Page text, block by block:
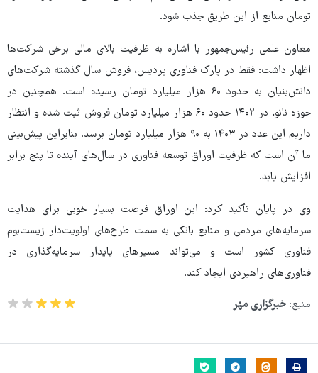
تومان منابع از این طریق جذب شود.
معاون علمی رئیس‌جمهور با اشاره به ظرفیت بالای مالی برخی شرکت‌ها
اظهار داشت: فقط در پارک فناوری پردیس، فروش سال گذشته شرکت‌های
دانش‌بنیان به حدود ۶۰ هزار میلیارد تومان رسیده است. همچنین در
حوزه نانو، در ۱۴۰۲ حدود ۶۰ هزار میلیارد تومان فروش ثبت شده و انتظار
داریم این عدد در ۱۴۰۳ به ۹۰ هزار میلیارد تومان برسد. بنابراین پیش‌بینی
ما آن است که ظرفیت اوراق توسعه فناوری در سال‌های آینده تا پنج برابر
افزایش یابد.
وی در پایان تأکید کرد: این اوراق فرصت بسیار خوبی برای هدایت
سرمایه‌های مردمی و منابع بانکی به سمت طرح‌های اولویت‌دار زیست‌بوم
فناوری کشور است و می‌تواند مسیرهای پایدار سرمایه‌گذاری در
فناوری‌های راهبردی ایجاد کند.
منبع: خبرگزاری مهر